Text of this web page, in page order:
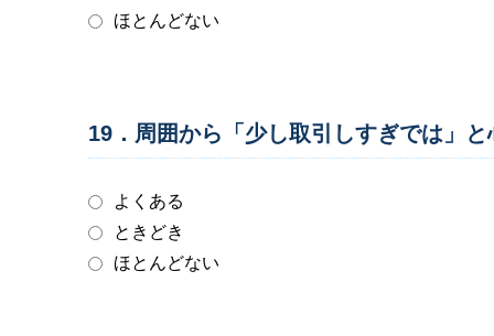
ほとんどない
19．周囲から「少し取引しすぎでは」
よくある
ときどき
ほとんどない